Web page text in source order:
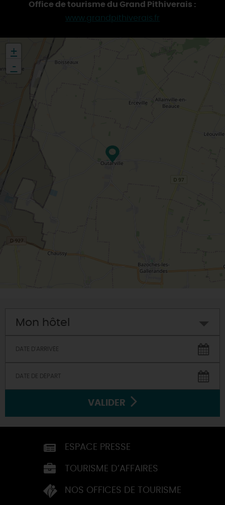
Office de tourisme du Grand Pithiverais :
www.grandpithiverais.fr
+
-
Mon hôtel
VALIDER
ESPACE PRESSE
TOURISME D’AFFAIRES
NOS OFFICES DE TOURISME